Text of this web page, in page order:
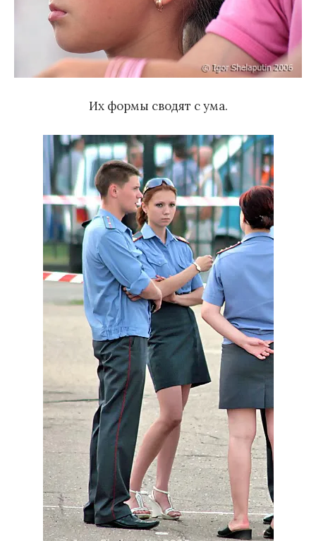
Их формы сводят с ума.